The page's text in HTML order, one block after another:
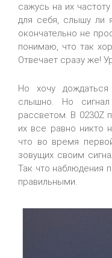
сажусь на их
для себя, слышу ли
окончательно не
понимаю, что так
Отвечает сразу же!
Но хочу
слышно. Но
рассветом. В 0230Z
их все равно никто
что во время
зовущих своим
Так что наблюдения
правильными.